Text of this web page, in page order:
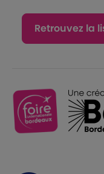
Retrouvez la